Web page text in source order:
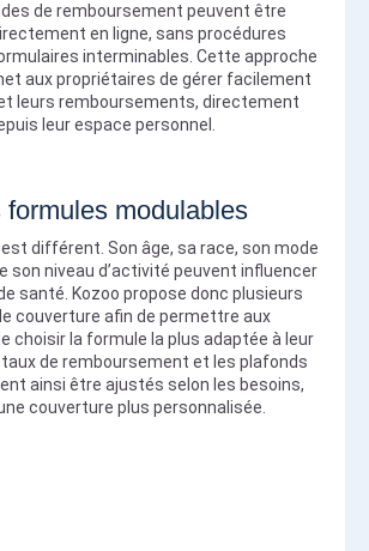
de remboursement peuvent être
en ligne, sans procédures
interminables. Cette approche
aux propriétaires de gérer facilement
leurs remboursements, directement
leur espace personnel.
formules modulables
différent. Son âge, sa race, son mode
son niveau d’activité peuvent influencer
santé. Kozoo propose donc plusieurs
couverture afin de permettre aux
choisir la formule la plus adaptée à leur
de remboursement et les plafonds
ainsi être ajustés selon les besoins,
couverture plus personnalisée.